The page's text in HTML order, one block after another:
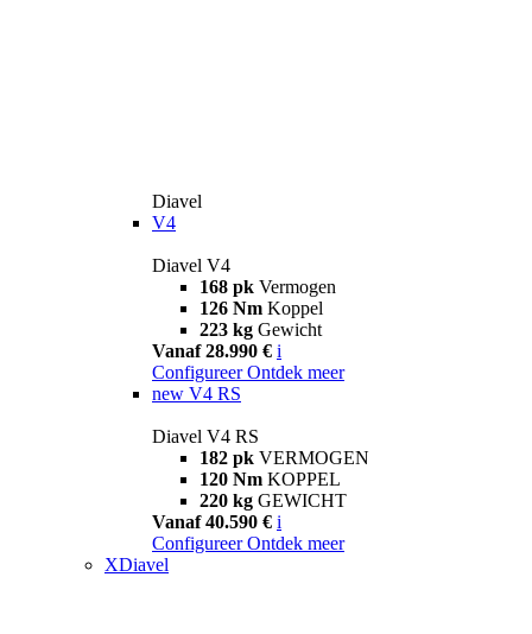
Diavel
V4
Diavel V4
168 pk Vermogen
126 Nm Koppel
223 kg Gewicht
Vanaf 28.990 € i
Configureer Ontdek meer
new V4 RS
Diavel V4 RS
182 pk VERMOGEN
120 Nm KOPPEL
220 kg GEWICHT
Vanaf 40.590 € i
Configureer Ontdek meer
XDiavel